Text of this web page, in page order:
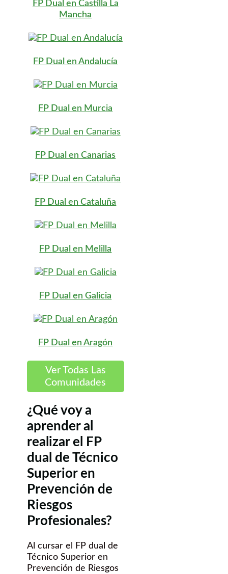
FP Dual en Castilla La
Mancha
FP Dual en Andalucía
FP Dual en Murcia
FP Dual en Canarias
FP Dual en Cataluña
FP Dual en Melilla
FP Dual en Galicia
FP Dual en Aragón
Ver Todas Las
Comunidades
¿Qué voy a
aprender al
realizar el FP
dual de Técnico
Superior en
Prevención de
Riesgos
Profesionales?
Al cursar el FP dual de
Técnico Superior en
Prevención de Riesgos